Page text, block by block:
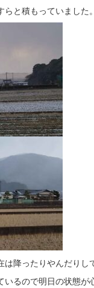
と積もっていました。
降ったりやんだりし
るので明日の状態が